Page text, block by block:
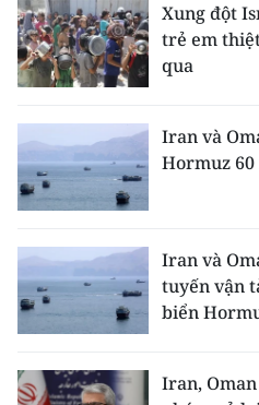
FRANÇAIS
РУССКИЙ
ESPAÑOL
한국어
Xung đột
trẻ em
qua
Iran và
Hormuz 60
Iran và
tuyến vận
biển
Iran,